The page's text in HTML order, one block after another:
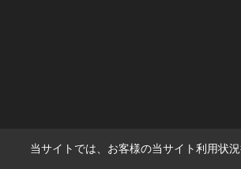
当サイトでは、お客様の当サイト利用状